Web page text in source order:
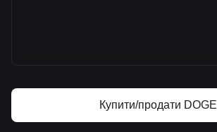
Купити/продати DOGE